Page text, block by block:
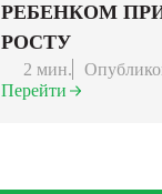
РЕБЕНКОМ
РОСТУ
2 мин.
Перейти